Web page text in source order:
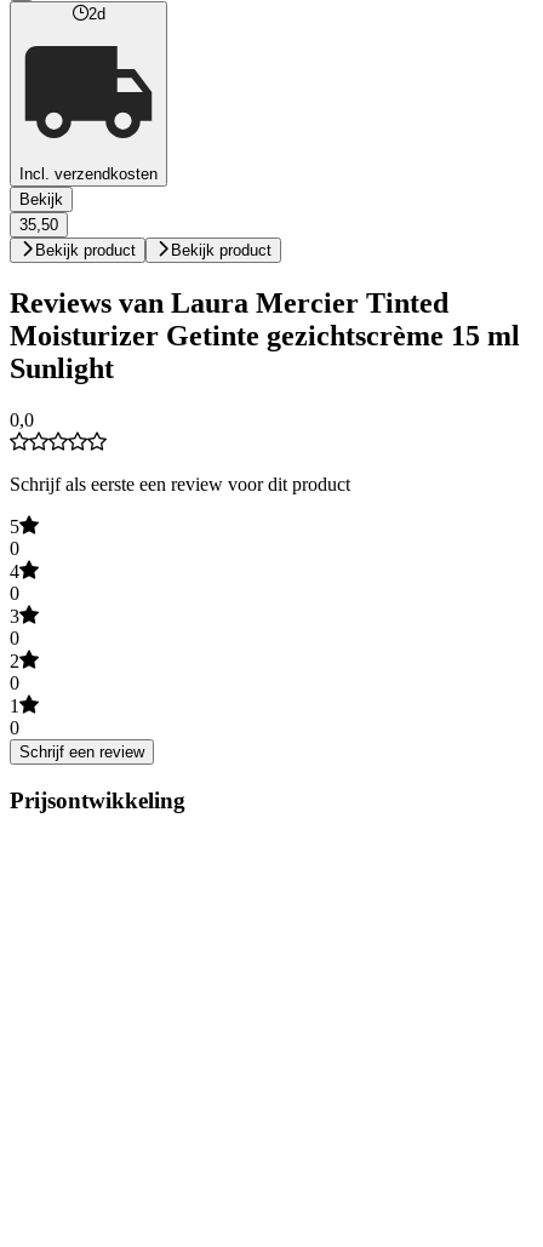
2d
Incl. verzendkosten
Bekijk
35,50
Bekijk product
Bekijk product
Reviews van Laura Mercier Tinted
Moisturizer Getinte gezichtscrème 15 ml
Sunlight
0,0
Schrijf als eerste een review voor dit product
5
0
4
0
3
0
2
0
1
0
Schrijf een review
Prijsontwikkeling